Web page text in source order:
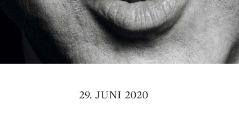
29. JUNI 2020